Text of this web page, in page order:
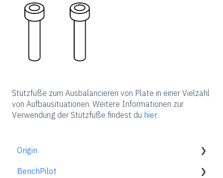
Stützfüße zum Ausbalancieren von Plate in einer Vielzahl
von Aufbausituationen. Weitere Informationen zur
Verwendung der Stützfüße findest du hier.
Origin
Erste Schritte
BenchPilot